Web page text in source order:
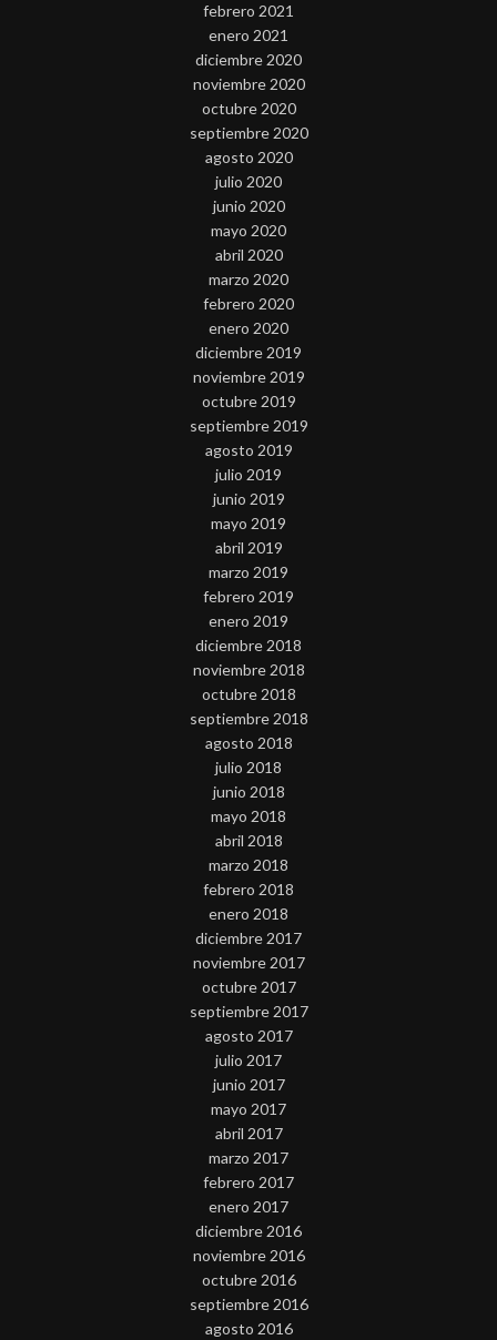
febrero 2021
enero 2021
diciembre 2020
noviembre 2020
octubre 2020
septiembre 2020
agosto 2020
julio 2020
junio 2020
mayo 2020
abril 2020
marzo 2020
febrero 2020
enero 2020
diciembre 2019
noviembre 2019
octubre 2019
septiembre 2019
agosto 2019
julio 2019
junio 2019
mayo 2019
abril 2019
marzo 2019
febrero 2019
enero 2019
diciembre 2018
noviembre 2018
octubre 2018
septiembre 2018
agosto 2018
julio 2018
junio 2018
mayo 2018
abril 2018
marzo 2018
febrero 2018
enero 2018
diciembre 2017
noviembre 2017
octubre 2017
septiembre 2017
agosto 2017
julio 2017
junio 2017
mayo 2017
abril 2017
marzo 2017
febrero 2017
enero 2017
diciembre 2016
noviembre 2016
octubre 2016
septiembre 2016
agosto 2016